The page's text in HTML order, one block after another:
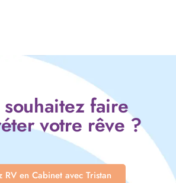
souhaitez faire
votre rêve ?
RV en Cabinet avec Tristan